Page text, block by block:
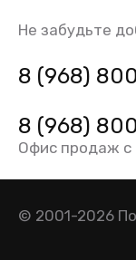
Не забудьте
8 (968)
8 (968)
Офис продаж с
© 2001-2026